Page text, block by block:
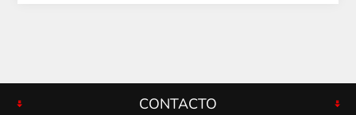
CONTACTO